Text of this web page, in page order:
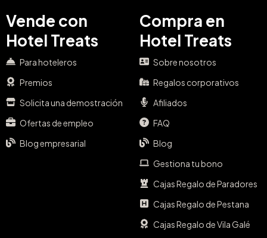
Vende con
Hotel Treats
Para hoteleros
Premios
Solicita una demostración
Ofertas de empleo
Blog empresarial
Compra en
Hotel Treats
Sobre nosotros
Regalos corporativos
Afiliados
FAQ
Blog
Gestiona tu bono
Cajas Regalo de Paradores
Cajas Regalo de Pestana
Cajas Regalo de Vila Galé